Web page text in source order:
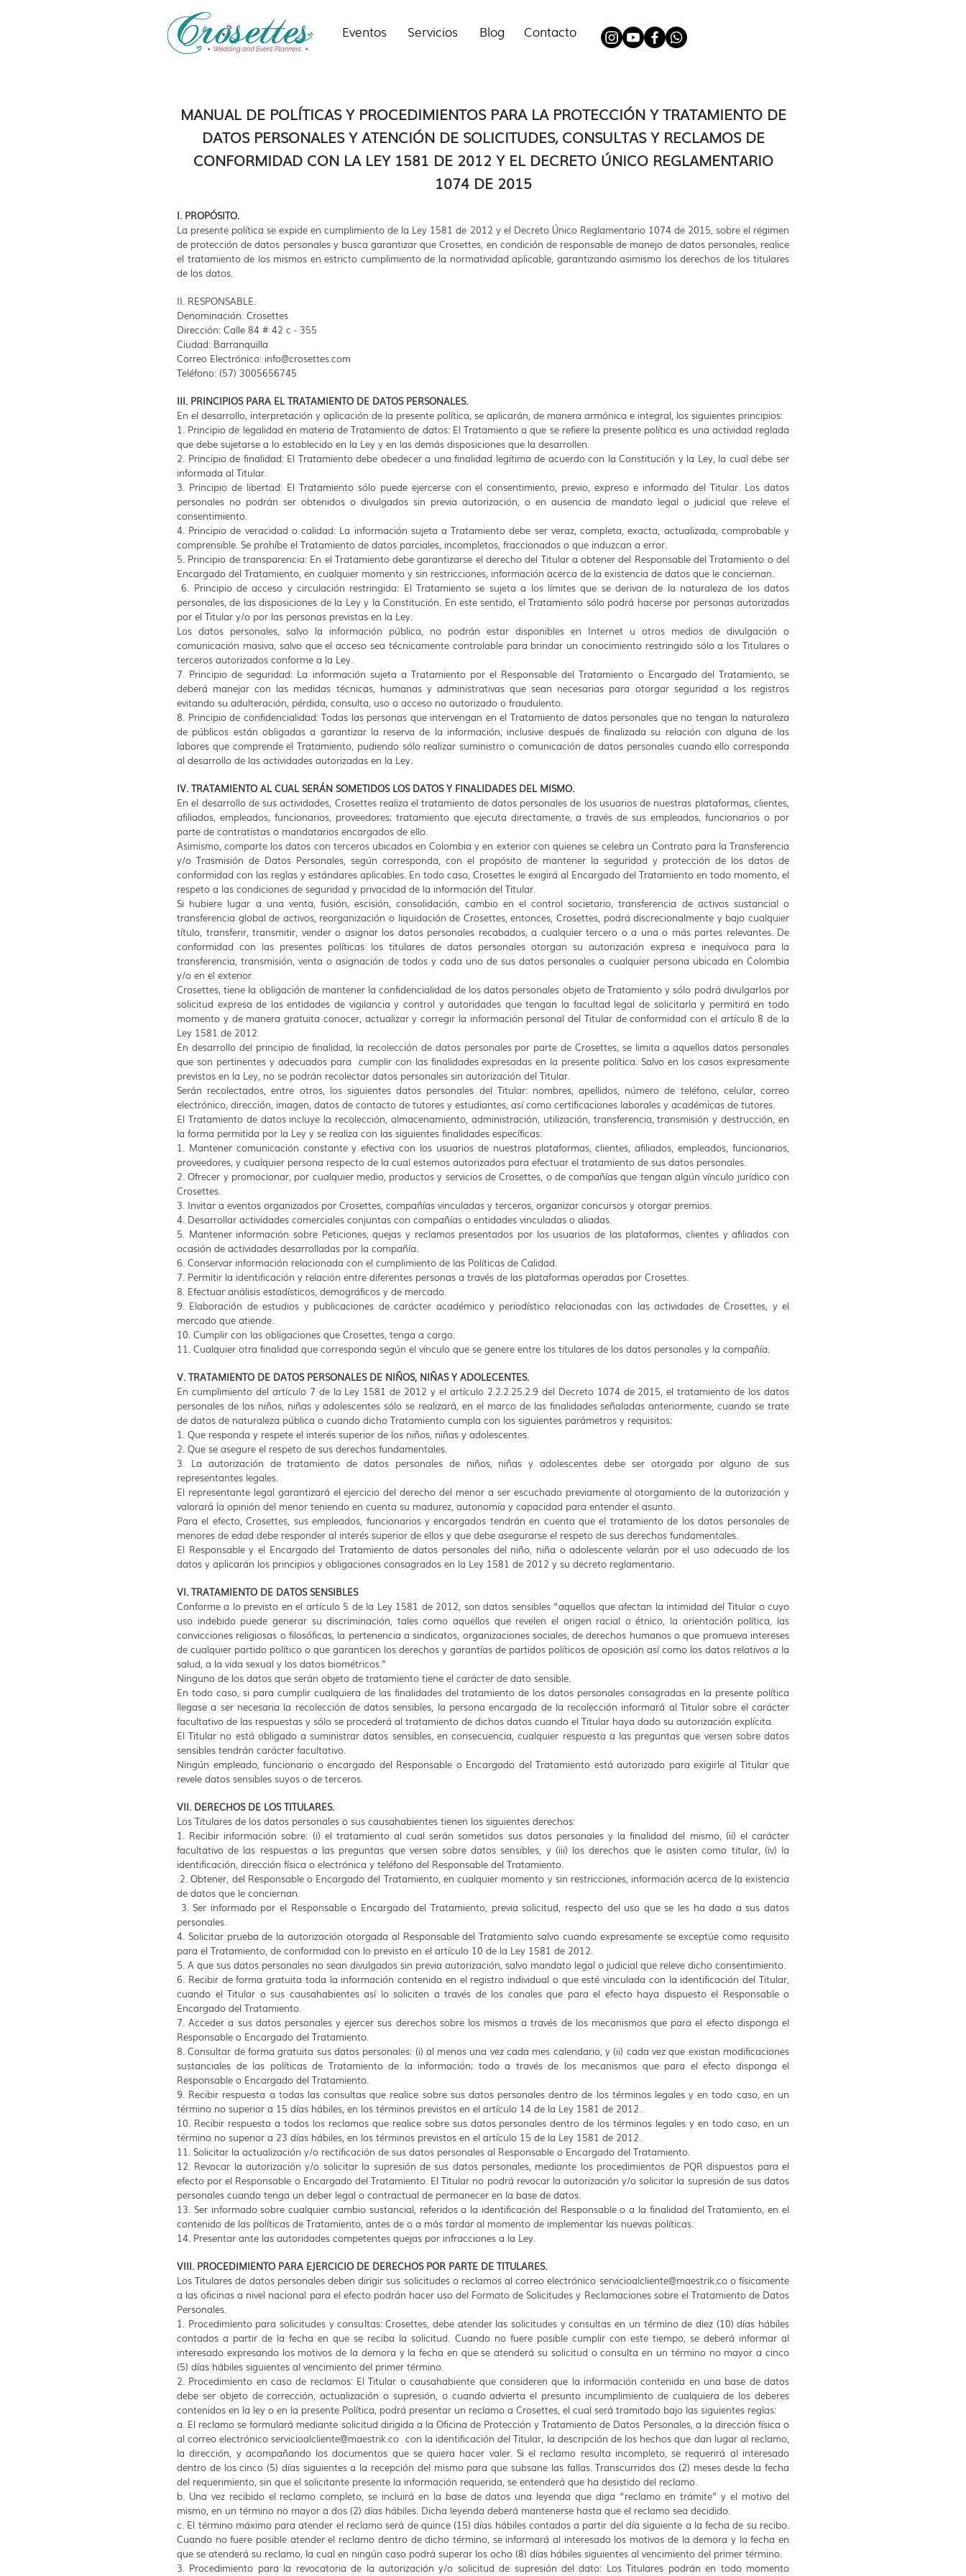
Eventos Servicios Blog Contacto
MANUAL DE POLÍTICAS Y PROCEDIMIENTOS PARA LA PROTECCIÓN Y TRATAMIENTO DE
DATOS PERSONALES Y ATENCIÓN DE SOLICITUDES, CONSULTAS Y RECLAMOS DE
CONFORMIDAD CON LA LEY 1581 DE 2012 Y EL DECRETO ÚNICO REGLAMENTARIO
1074 DE 2015
I. PROPÓSITO.
La presente política se expide en cumplimiento de la Ley 1581 de 2012 y el Decreto Único Reglamentario 1074 de 2015, sobre el régimen
de protección de datos personales y busca garantizar que Crosettes, en condición de responsable de manejo de datos personales, realice
el tratamiento de los mismos en estricto cumplimiento de la normatividad aplicable, garantizando asimismo los derechos de los titulares
de los datos.
II. RESPONSABLE.
Denominación: Crosettes
Dirección: Calle 84 # 42 c - 355
Ciudad: Barranquilla
Correo Electrónico: info@crosettes.com
Teléfono: (57) 3005656745
III. PRINCIPIOS PARA EL TRATAMIENTO DE DATOS PERSONALES.
En el desarrollo, interpretación y aplicación de la presente política, se aplicarán, de manera armónica e integral, los siguientes principios:
1. Principio de legalidad en materia de Tratamiento de datos: El Tratamiento a que se refiere la presente política es una actividad reglada
que debe sujetarse a lo establecido en la Ley y en las demás disposiciones que la desarrollen.
2. Principio de finalidad: El Tratamiento debe obedecer a una finalidad legítima de acuerdo con la Constitución y la Ley, la cual debe ser
informada al Titular.
3. Principio de libertad: El Tratamiento sólo puede ejercerse con el consentimiento, previo, expreso e informado del Titular. Los datos
personales no podrán ser obtenidos o divulgados sin previa autorización, o en ausencia de mandato legal o judicial que releve el
consentimiento.
4. Principio de veracidad o calidad: La información sujeta a Tratamiento debe ser veraz, completa, exacta, actualizada, comprobable y
comprensible. Se prohíbe el Tratamiento de datos parciales, incompletos, fraccionados o que induzcan a error.
5. Principio de transparencia: En el Tratamiento debe garantizarse el derecho del Titular a obtener del Responsable del Tratamiento o del
Encargado del Tratamiento, en cualquier momento y sin restricciones, información acerca de la existencia de datos que le conciernan.
6. Principio de acceso y circulación restringida: El Tratamiento se sujeta a los límites que se derivan de la naturaleza de los datos
personales, de las disposiciones de la Ley y la Constitución. En este sentido, el Tratamiento sólo podrá hacerse por personas autorizadas
por el Titular y/o por las personas previstas en la Ley.
Los datos personales, salvo la información pública, no podrán estar disponibles en Internet u otros medios de divulgación o
comunicación masiva, salvo que el acceso sea técnicamente controlable para brindar un conocimiento restringido sólo a los Titulares o
terceros autorizados conforme a la Ley.
7. Principio de seguridad: La información sujeta a Tratamiento por el Responsable del Tratamiento o Encargado del Tratamiento, se
deberá manejar con las medidas técnicas, humanas y administrativas que sean necesarias para otorgar seguridad a los registros
evitando su adulteración, pérdida, consulta, uso o acceso no autorizado o fraudulento.
8. Principio de confidencialidad: Todas las personas que intervengan en el Tratamiento de datos personales que no tengan la naturaleza
de públicos están obligadas a garantizar la reserva de la información, inclusive después de finalizada su relación con alguna de las
labores que comprende el Tratamiento, pudiendo sólo realizar suministro o comunicación de datos personales cuando ello corresponda
al desarrollo de las actividades autorizadas en la Ley.
IV. TRATAMIENTO AL CUAL SERÁN SOMETIDOS LOS DATOS Y FINALIDADES DEL MISMO.
En el desarrollo de sus actividades, Crosettes realiza el tratamiento de datos personales de los usuarios de nuestras plataformas, clientes,
afiliados, empleados, funcionarios, proveedores; tratamiento que ejecuta directamente, a través de sus empleados, funcionarios o por
parte de contratistas o mandatarios encargados de ello.
Asimismo, comparte los datos con terceros ubicados en Colombia y en exterior con quienes se celebra un Contrato para la Transferencia
y/o Trasmisión de Datos Personales, según corresponda, con el propósito de mantener la seguridad y protección de los datos de
conformidad con las reglas y estándares aplicables. En todo caso, Crosettes le exigirá al Encargado del Tratamiento en todo momento, el
respeto a las condiciones de seguridad y privacidad de la información del Titular.
Si hubiere lugar a una venta, fusión, escisión, consolidación, cambio en el control societario, transferencia de activos sustancial o
transferencia global de activos, reorganización o liquidación de Crosettes, entonces, Crosettes, podrá discrecionalmente y bajo cualquier
título, transferir, transmitir, vender o asignar los datos personales recabados, a cualquier tercero o a una o más partes relevantes. De
conformidad con las presentes políticas los titulares de datos personales otorgan su autorización expresa e inequívoca para la
transferencia, transmisión, venta o asignación de todos y cada uno de sus datos personales a cualquier persona ubicada en Colombia
y/o en el exterior.
Crosettes, tiene la obligación de mantener la confidencialidad de los datos personales objeto de Tratamiento y sólo podrá divulgarlos por
solicitud expresa de las entidades de vigilancia y control y autoridades que tengan la facultad legal de solicitarla y permitirá en todo
momento y de manera gratuita conocer, actualizar y corregir la información personal del Titular de conformidad con el artículo 8 de la
Ley 1581 de 2012.
En desarrollo del principio de finalidad, la recolección de datos personales por parte de Crosettes, se limita a aquellos datos personales
que son pertinentes y adecuados para cumplir con las finalidades expresadas en la presente política. Salvo en los casos expresamente
previstos en la Ley, no se podrán recolectar datos personales sin autorización del Titular.
Serán recolectados, entre otros, los siguientes datos personales del Titular: nombres, apellidos, número de teléfono, celular, correo
electrónico, dirección, imagen, datos de contacto de tutores y estudiantes, así como certificaciones laborales y académicas de tutores.
El Tratamiento de datos incluye la recolección, almacenamiento, administración, utilización, transferencia, transmisión y destrucción, en
la forma permitida por la Ley y se realiza con las siguientes finalidades específicas:
1. Mantener comunicación constante y efectiva con los usuarios de nuestras plataformas, clientes, afiliados, empleados, funcionarios,
proveedores, y cualquier persona respecto de la cual estemos autorizados para efectuar el tratamiento de sus datos personales.
2. Ofrecer y promocionar, por cualquier medio, productos y servicios de Crosettes, o de compañías que tengan algún vínculo jurídico con
Crosettes.
3. Invitar a eventos organizados por Crosettes, compañías vinculadas y terceros, organizar concursos y otorgar premios.
4. Desarrollar actividades comerciales conjuntas con compañías o entidades vinculadas o aliadas.
5. Mantener información sobre Peticiones, quejas y reclamos presentados por los usuarios de las plataformas, clientes y afiliados con
ocasión de actividades desarrolladas por la compañía.
6. Conservar información relacionada con el cumplimiento de las Políticas de Calidad.
7. Permitir la identificación y relación entre diferentes personas a través de las plataformas operadas por Crosettes.
8. Efectuar análisis estadísticos, demográficos y de mercado.
9. Elaboración de estudios y publicaciones de carácter académico y periodístico relacionadas con las actividades de Crosettes, y el
mercado que atiende.
10. Cumplir con las obligaciones que Crosettes, tenga a cargo.
11. Cualquier otra finalidad que corresponda según el vínculo que se genere entre los titulares de los datos personales y la compañía.
V. TRATAMIENTO DE DATOS PERSONALES DE NIÑOS, NIÑAS Y ADOLECENTES.
En cumplimiento del artículo 7 de la Ley 1581 de 2012 y el artículo 2.2.2.25.2.9 del Decreto 1074 de 2015, el tratamiento de los datos
personales de los niños, niñas y adolescentes sólo se realizará, en el marco de las finalidades señaladas anteriormente, cuando se trate
de datos de naturaleza pública o cuando dicho Tratamiento cumpla con los siguientes parámetros y requisitos:
1. Que responda y respete el interés superior de los niños, niñas y adolescentes.
2. Que se asegure el respeto de sus derechos fundamentales.
3. La autorización de tratamiento de datos personales de niños, niñas y adolescentes debe ser otorgada por alguno de sus
representantes legales.
El representante legal garantizará el ejercicio del derecho del menor a ser escuchado previamente al otorgamiento de la autorización y
valorará la opinión del menor teniendo en cuenta su madurez, autonomía y capacidad para entender el asunto.
Para el efecto, Crosettes, sus empleados, funcionarios y encargados tendrán en cuenta que el tratamiento de los datos personales de
menores de edad debe responder al interés superior de ellos y que debe asegurarse el respeto de sus derechos fundamentales.
El Responsable y el Encargado del Tratamiento de datos personales del niño, niña o adolescente velarán por el uso adecuado de los
datos y aplicarán los principios y obligaciones consagrados en la Ley 1581 de 2012 y su decreto reglamentario.
VI. TRATAMIENTO DE DATOS SENSIBLES
Conforme a lo previsto en el artículo 5 de la Ley 1581 de 2012, son datos sensibles “aquellos que afectan la intimidad del Titular o cuyo
uso indebido puede generar su discriminación, tales como aquellos que revelen el origen racial o étnico, la orientación política, las
convicciones religiosas o filosóficas, la pertenencia a sindicatos, organizaciones sociales, de derechos humanos o que promueva intereses
de cualquier partido político o que garanticen los derechos y garantías de partidos políticos de oposición así como los datos relativos a la
salud, a la vida sexual y los datos biométricos.”
Ninguno de los datos que serán objeto de tratamiento tiene el carácter de dato sensible.
En todo caso, si para cumplir cualquiera de las finalidades del tratamiento de los datos personales consagradas en la presente política
llegase a ser necesaria la recolección de datos sensibles, la persona encargada de la recolección informará al Titular sobre el carácter
facultativo de las respuestas y sólo se procederá al tratamiento de dichos datos cuando el Titular haya dado su autorización explícita.
El Titular no está obligado a suministrar datos sensibles, en consecuencia, cualquier respuesta a las preguntas que versen sobre datos
sensibles tendrán carácter facultativo.
Ningún empleado, funcionario o encargado del Responsable o Encargado del Tratamiento está autorizado para exigirle al Titular que
revele datos sensibles suyos o de terceros.
VII. DERECHOS DE LOS TITULARES.
Los Titulares de los datos personales o sus causahabientes tienen los siguientes derechos:
1. Recibir información sobre: (i) el tratamiento al cual serán sometidos sus datos personales y la finalidad del mismo, (ii) el carácter
facultativo de las respuestas a las preguntas que versen sobre datos sensibles, y (iii) los derechos que le asisten como titular, (iv) la
identificación, dirección física o electrónica y teléfono del Responsable del Tratamiento.
2. Obtener, del Responsable o Encargado del Tratamiento, en cualquier momento y sin restricciones, información acerca de la existencia
de datos que le conciernan.
3. Ser informado por el Responsable o Encargado del Tratamiento, previa solicitud, respecto del uso que se les ha dado a sus datos
personales.
4. Solicitar prueba de la autorización otorgada al Responsable del Tratamiento salvo cuando expresamente se exceptúe como requisito
para el Tratamiento, de conformidad con lo previsto en el artículo 10 de la Ley 1581 de 2012.
5. A que sus datos personales no sean divulgados sin previa autorización, salvo mandato legal o judicial que releve dicho consentimiento.
6. Recibir de forma gratuita toda la información contenida en el registro individual o que esté vinculada con la identificación del Titular,
cuando el Titular o sus causahabientes así lo soliciten a través de los canales que para el efecto haya dispuesto el Responsable o
Encargado del Tratamiento.
7. Acceder a sus datos personales y ejercer sus derechos sobre los mismos a través de los mecanismos que para el efecto disponga el
Responsable o Encargado del Tratamiento.
8. Consultar de forma gratuita sus datos personales: (i) al menos una vez cada mes calendario, y (ii) cada vez que existan modificaciones
sustanciales de las políticas de Tratamiento de la información; todo a través de los mecanismos que para el efecto disponga el
Responsable o Encargado del Tratamiento.
9. Recibir respuesta a todas las consultas que realice sobre sus datos personales dentro de los términos legales y en todo caso, en un
término no superior a 15 días hábiles, en los términos previstos en el artículo 14 de la Ley 1581 de 2012.
10. Recibir respuesta a todos los reclamos que realice sobre sus datos personales dentro de los términos legales y en todo caso, en un
término no superior a 23 días hábiles, en los términos previstos en el artículo 15 de la Ley 1581 de 2012.
11. Solicitar la actualización y/o rectificación de sus datos personales al Responsable o Encargado del Tratamiento.
12. Revocar la autorización y/o solicitar la supresión de sus datos personales, mediante los procedimientos de PQR dispuestos para el
efecto por el Responsable o Encargado del Tratamiento. El Titular no podrá revocar la autorización y/o solicitar la supresión de sus datos
personales cuando tenga un deber legal o contractual de permanecer en la base de datos.
13. Ser informado sobre cualquier cambio sustancial, referidos a la identificación del Responsable o a la finalidad del Tratamiento, en el
contenido de las políticas de Tratamiento, antes de o a más tardar al momento de implementar las nuevas políticas.
14. Presentar ante las autoridades competentes quejas por infracciones a la Ley.
VIII. PROCEDIMIENTO PARA EJERCICIO DE DERECHOS POR PARTE DE TITULARES.
Los Titulares de datos personales deben dirigir sus solicitudes o reclamos al correo electrónico servicioalcliente@maestrik.coo físicamente
a las oficinas a nivel nacional para el efecto podrán hacer uso del Formato de Solicitudes y Reclamaciones sobre el Tratamiento de Datos
Personales.
1. Procedimiento para solicitudes y consultas: Crosettes, debe atender las solicitudes y consultas en un término de diez (10) días hábiles
contados a partir de la fecha en que se reciba la solicitud. Cuando no fuere posible cumplir con este tiempo, se deberá informar al
interesado expresando los motivos de la demora y la fecha en que se atenderá su solicitud o consulta en un término no mayor a cinco
(5) días hábiles siguientes al vencimiento del primer término.
2. Procedimiento en caso de reclamos: El Titular o causahabiente que consideren que la información contenida en una base de datos
debe ser objeto de corrección, actualización o supresión, o cuando advierta el presunto incumplimiento de cualquiera de los deberes
contenidos en la ley o en la presente Política, podrá presentar un reclamo a Crosettes, el cual será tramitado bajo las siguientes reglas:
a. El reclamo se formulará mediante solicitud dirigida a la Oficina de Protección y Tratamiento de Datos Personales, a la dirección física o
al correo electrónicoservicioalcliente@maestrik.co con la identificación del Titular, la descripción de los hechos que dan lugar al reclamo,
la dirección, y acompañando los documentos que se quiera hacer valer. Si el reclamo resulta incompleto, se requerirá al interesado
dentro de los cinco (5) días siguientes a la recepción del mismo para que subsane las fallas. Transcurridos dos (2) meses desde la fecha
del requerimiento, sin que el solicitante presente la información requerida, se entenderá que ha desistido del reclamo.
b. Una vez recibido el reclamo completo, se incluirá en la base de datos una leyenda que diga “reclamo en trámite” y el motivo del
mismo, en un término no mayor a dos (2) días hábiles. Dicha leyenda deberá mantenerse hasta que el reclamo sea decidido.
c. El término máximo para atender el reclamo será de quince (15) días hábiles contados a partir del día siguiente a la fecha de su recibo.
Cuando no fuere posible atender el reclamo dentro de dicho término, se informará al interesado los motivos de la demora y la fecha en
que se atenderá su reclamo, la cual en ningún caso podrá superar los ocho (8) días hábiles siguientes al vencimiento del primer término.
3. Procedimiento para la revocatoria de la autorización y/o solicitud de supresión del dato: Los Titulares podrán en todo momento